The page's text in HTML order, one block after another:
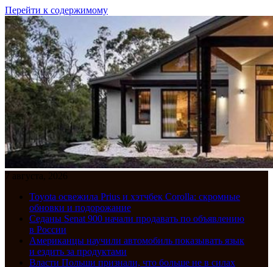
Перейти к содержимому
7 августа, 2026
Toyota освежила Prius и хэтчбек Corolla: скромные
обновки и подорожание
Седаны Senat 900 начали продавать по объявлению
в России
Американцы научили автомобиль показывать язык
и ездить за продуктами
Власти Польши признали, что больше не в силах